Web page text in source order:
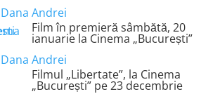
Dana Andrei
Film în premieră sâmbătă, 20
ianuarie la Cinema „București”
Dana Andrei
Filmul „Libertate”, la Cinema
„București” pe 23 decembrie